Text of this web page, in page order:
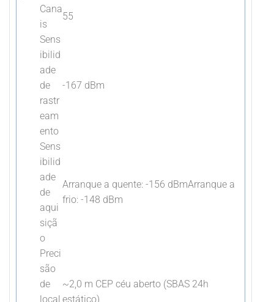
Cana
is
55
Sens
ibilid
ade
de
rastr
eam
ento
-167 dBm
Sens
ibilid
ade
de
aqui
siçã
o
Arranque a quente: -156 dBmArranque a
frio: -148 dBm
Preci
são
de
local
~2,0 m CEP céu aberto (SBAS 24h
estático)